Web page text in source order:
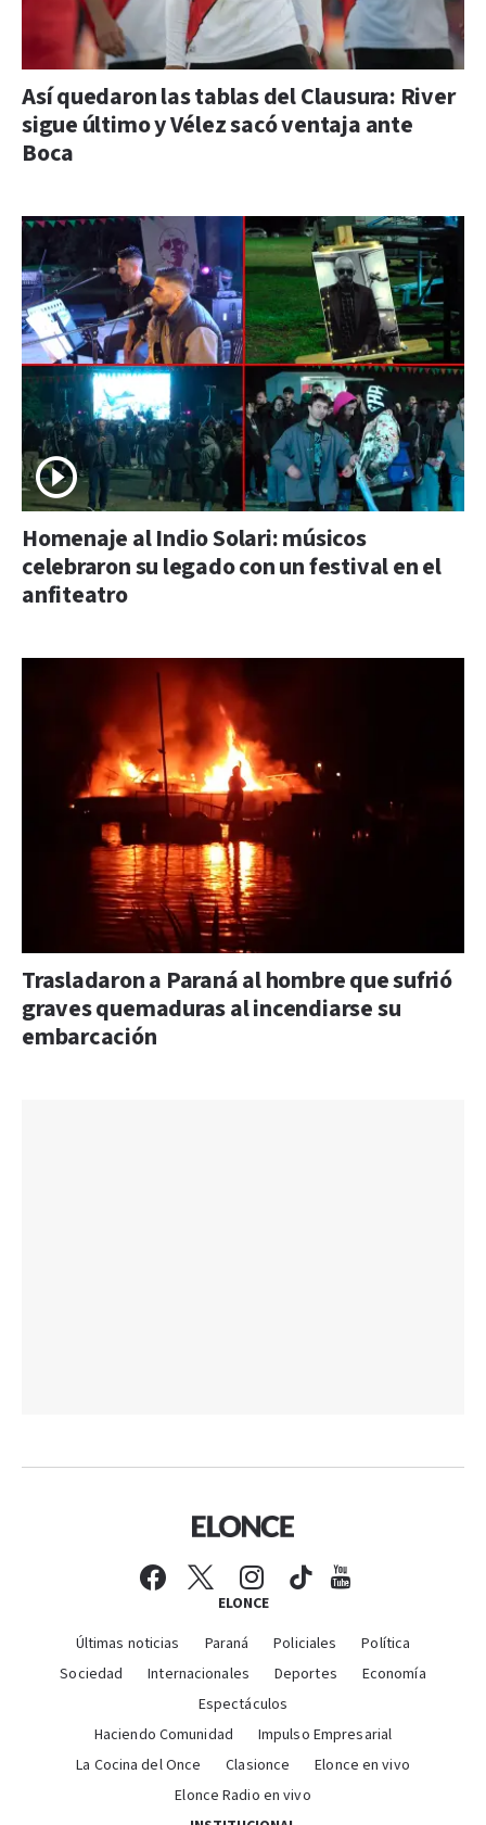
Así quedaron las tablas del Clausura: River
sigue último y Vélez sacó ventaja ante
Boca
Homenaje al Indio Solari: músicos
celebraron su legado con un festival en el
anfiteatro
Trasladaron a Paraná al hombre que sufrió
graves quemaduras al incendiarse su
embarcación
ELONCE
Últimas noticias Paraná Policiales
Política
Sociedad
Internacionales Deportes
Economía
Espectáculos
Haciendo Comunidad
Impulso Empresarial
La Cocina del Once
Clasionce
Elonce en vivo
Elonce Radio en vivo